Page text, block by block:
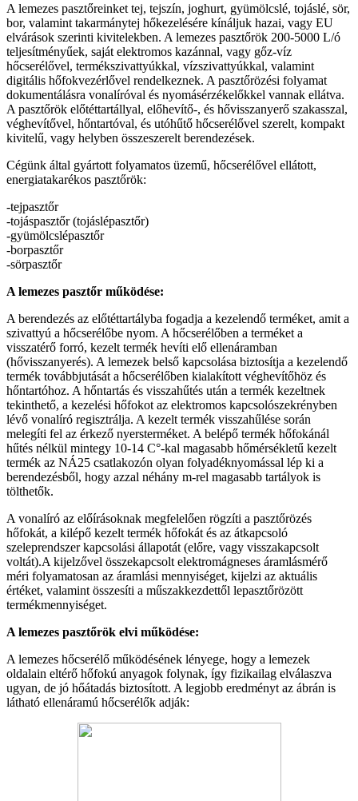
A lemezes pasztőreinket tej, tejszín, joghurt, gyümölcslé, tojáslé, sör,
bor, valamint takarmánytej hőkezelésére kínáljuk hazai, vagy EU
elvárások szerinti kivitelekben. A lemezes pasztőrök 200-5000 L/ó
teljesítményűek, saját elektromos kazánnal, vagy gőz-víz
hőcserélővel, termékszivattyúkkal, vízszivattyúkkal, valamint
digitális hőfokvezérlővel rendelkeznek. A pasztőrözési folyamat
dokumentálásra vonalíróval és nyomásérzékelőkkel vannak ellátva.
A pasztőrök előtéttartállyal, előhevítő-, és hővisszanyerő szakasszal,
véghevítővel, hőntartóval, és utóhűtő hőcserélővel szerelt, kompakt
kivitelű, vagy helyben összeszerelt berendezések.
Cégünk által gyártott folyamatos üzemű, hőcserélővel ellátott,
energiatakarékos pasztőrök:
-tejpasztőr
-tojáspasztőr (tojáslépasztőr)
-gyümölcslépasztőr
-borpasztőr
-sörpasztőr
A lemezes pasztőr működése:
A berendezés az előtéttartályba fogadja a kezelendő terméket, amit a
szivattyú a hőcserélőbe nyom. A hőcserélőben a terméket a
visszatérő forró, kezelt termék hevíti elő ellenáramban
(hővisszanyerés). A lemezek belső kapcsolása biztosítja a kezelendő
termék továbbjutását a hőcserélőben kialakított véghevítőhöz és
hőntartóhoz. A hőntartás és visszahűtés után a termék kezeltnek
tekinthető, a kezelési hőfokot az elektromos kapcsolószekrényben
lévő vonalíró regisztrálja. A kezelt termék visszahűlése során
melegíti fel az érkező nyersterméket. A belépő termék hőfokánál
hűtés nélkül mintegy 10-14 C°-kal magasabb hőmérsékletű kezelt
termék az NÁ25 csatlakozón olyan folyadéknyomással lép ki a
berendezésből, hogy azzal néhány m-rel magasabb tartályok is
tölthetők.
A vonalíró az előírásoknak megfelelően rögzíti a pasztőrözés
hőfokát, a kilépő kezelt termék hőfokát és az átkapcsoló
szeleprendszer kapcsolási állapotát (előre, vagy visszakapcsolt
voltát).A kijelzővel összekapcsolt elektromágneses áramlásmérő
méri folyamatosan az áramlási mennyiséget, kijelzi az aktuális
értéket, valamint összesíti a műszakkezdettől lepasztőrözött
termékmennyiséget.
A lemezes pasztőrök elvi működése:
A lemezes hőcserélő működésének lényege, hogy a lemezek
oldalain eltérő hőfokú anyagok folynak, így fizikailag elválaszva
ugyan, de jó hőátadás biztosított. A legjobb eredményt az ábrán is
látható ellenáramú hőcserélők adják: